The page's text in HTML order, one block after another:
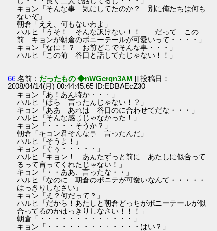
キョン「そんな事 気にしてたのか？ 別に俺たちは何も
ないぞ」
朝倉「ええ、何もないわよ」
ハルヒ「うそ！ そんな訳けない！！ だって この
前 キョンが朝倉のポニーテールが可愛いって・・・・」
キョン「なに！？ お前どこでそんな事・・・」
ハルヒ「この前 谷口と話してたじゃない！！」
66 名前： だったもの ◆nWGcrqn3AM [] 投稿日：
2008/04/14(月) 00:44:45.65 ID:EDBAEcZ30
キョン「あ！あん時か・・・」
ハルヒ「ほら 言ったんじゃない！？」
キョン「ああ あれは 谷口のに合わせてだな・・・」
ハルヒ「そんな感じじゃなかった！」
キョン「・・・・そうか？」
朝倉「キョン君そんな事 言ったんだ」
ハルヒ「そうよ！」
キョン「ぐぅ・・・・・」
ハルヒ「キョン！ あんたずっと前に あたしに似合って
るって言ってくれたじゃない！」
キョン「・・ああ、言ったな・・」
ハルヒ「なのに 朝倉のポニテが可愛いなんて・・・・・
はっきりしなさい」
キョン「え？何だって？」
ハルヒ「だから！あたしと朝倉どっちがポニーテールが似
合ってるのかはっきりしなさい！！！」
朝倉「・・・・・・・・・・・・・」
キョン「・・・・・・・・・・・・・はい？」